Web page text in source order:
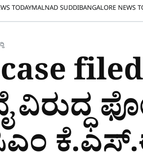
TODAYMALNAD SUDDIBANGALORE NEWS
ವಿರುದ್ಧ